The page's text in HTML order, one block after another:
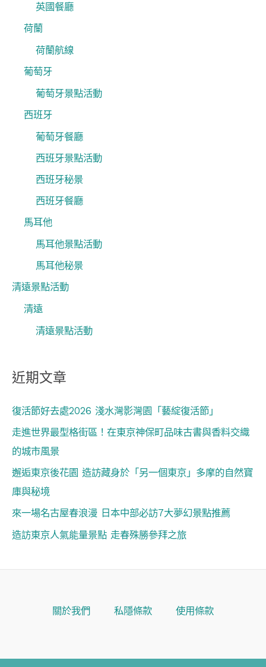
英國餐廳
荷蘭
荷蘭航線
葡萄牙
葡萄牙景點活動
西班牙
葡萄牙餐廳
西班牙景點活動
西班牙秘景
西班牙餐廳
馬耳他
馬耳他景點活動
馬耳他秘景
清遠景點活動
清遠
清遠景點活動
近期文章
復活節好去處2026 淺水灣影灣園「藝綻復活節」
走進世界最型格街區！在東京神保町品味古書與香料交織
的城市風景
邂逅東京後花園 造訪藏身於「另一個東京」多摩的自然寶
庫與秘境
來一場名古屋春浪漫 日本中部必訪7大夢幻景點推薦
造訪東京人氣能量景點 走春殊勝參拜之旅
關於我們 私隱條款 使用條款